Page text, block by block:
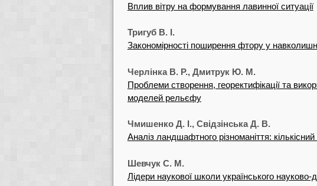
Вплив вітру на формування лавинної ситуації
Тригуб В. І.
Закономірності поширення фтору у
Черлінка В. Р., Дмитрук Ю. М.
Проблеми створення, георектифікації та
моделей рельєфу
Чмишенко Д. І., Свідзінська Д. В.
Аналіз ландшафтного різноманіття: кількісний
Шевчук С. М.
Лідери наукової школи українського науково-